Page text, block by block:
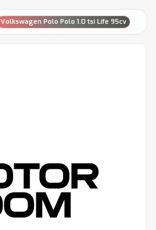
Volkswagen Polo Polo 1.0 tsi Life 95cv